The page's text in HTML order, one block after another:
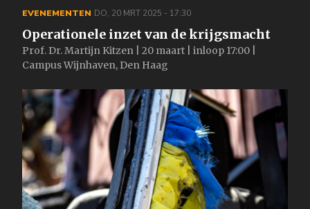
EVENEMENTEN DO, 20 MRT 2025 - 17:30
Operationele inzet van de krijgsmacht
Prof. Dr. Martijn Kitzen | 20 maart | inloop 17:00 |
Campus Wijnhaven, Den Haag